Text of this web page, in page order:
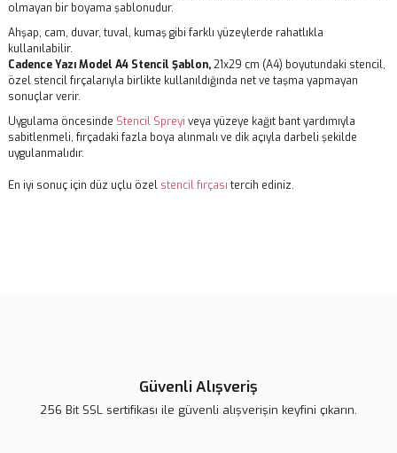
olmayan bir boyama şablonudur.
Ahşap, cam, duvar, tuval, kumaş gibi farklı yüzeylerde rahatlıkla
kullanılabilir.
Cadence Yazı Model A4 Stencil Şablon,21x29 cm (A4) boyutundaki stencil,
özel stencil fırçalarıyla birlikte kullanıldığında net ve taşma yapmayan
sonuçlar verir.
Uygulama öncesinde Stencil Spreyi veya yüzeye kağıt bant yardımıyla
sabitlenmeli, fırçadaki fazla boya alınmalı ve dik açıyla darbeli şekilde
uygulanmalıdır.
En iyi sonuç için düz uçlu özel stencil fırçası tercih ediniz.
Güvenli Alışveriş
256 Bit SSL sertifikası ile güvenli alışverişin keyfini çıkarın.